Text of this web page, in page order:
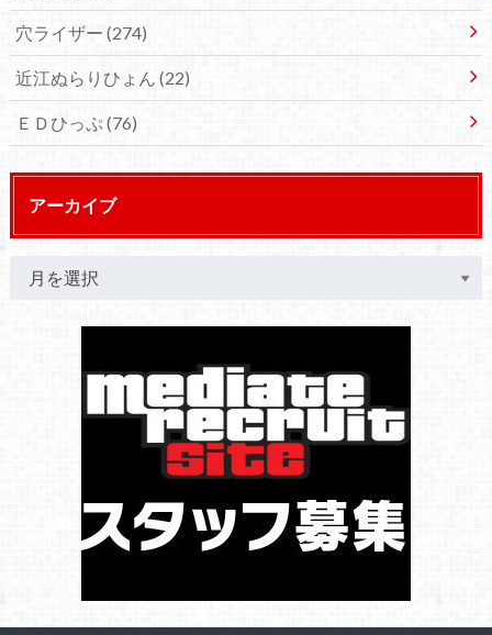
穴ライザー (274)
近江ぬらりひょん (22)
ＥＤひっぷ(76)
アーカイブ